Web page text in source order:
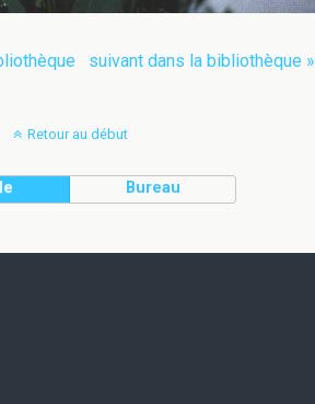
suivant dans la bibliothèque »
Retour au début
Bureau